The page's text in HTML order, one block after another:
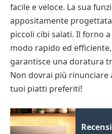
facile e veloce. La sua
appositamente
piccoli cibi salati. Il forno
modo rapido ed
garantisce una doratura
Non dovrai più rinunciare
tuoi piatti preferiti!